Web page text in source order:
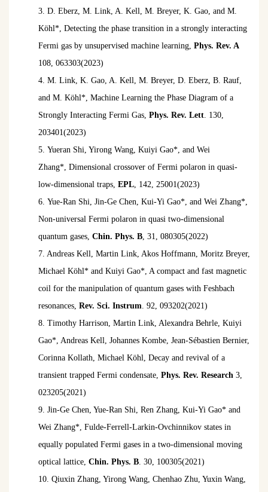
3. D. Eberz, M. Link, A. Kell, M. Breyer, K. Gao, and M.
Köhl*, Detecting the phase transition in a strongly interacting
Fermi gas by unsupervised machine learning,Phys. Rev. A
108, 063303(2023)
4. M. Link, K. Gao, A. Kell, M. Breyer, D. Eberz, B. Rauf,
and M. Köhl*, Machine Learning the Phase Diagram of a
Strongly Interacting Fermi Gas,Phys. Rev. Lett . 130,
203401(2023)
5.Yueran Shi, Yirong Wang, Kuiyi Gao*, and Wei
Zhang*, Dimensional crossover of Fermi polaron in quasi-
low-dimensional traps,EPL , 142, 25001(2023)
6. Yue-Ran Shi, Jin-Ge Chen, Kui-Yi Gao*, and Wei Zhang*,
Non-universal Fermi polaron in quasi two-dimensional
quantum gases,Chin. Phys. B , 31, 080305(2022)
7. Andreas Kell, Martin Link, Akos Hoffmann, Moritz Breyer,
Michael Köhl* and Kuiyi Gao*, A compact and fast magnetic
coil for the manipulation of quantum gases with Feshbach
resonances,Rev. Sci. Instrum . 92, 093202(2021)
8.Timothy Harrison, Martin Link, Alexandra Behrle, Kuiyi
Gao*, Andreas Kell, Johannes Kombe, Jean-Sébastien Bernier,
Corinna Kollath, Michael Köhl, Decay and revival of a
transient trapped Fermi condensate,Phys. Rev. Research 3,
023205(2021)
9.Jin-Ge Chen, Yue-Ran Shi, Ren Zhang, Kui-Yi Gao* and
Wei Zhang*, Fulde-Ferrell-Larkin-Ovchinnikov states in
equally populated Fermi gases in a two-dimensional moving
optical lattice,Chin. Phys. B . 30, 100305(2021)
10.Qiuxin Zhang, Yirong Wang, Chenhao Zhu, Yuxin Wang,